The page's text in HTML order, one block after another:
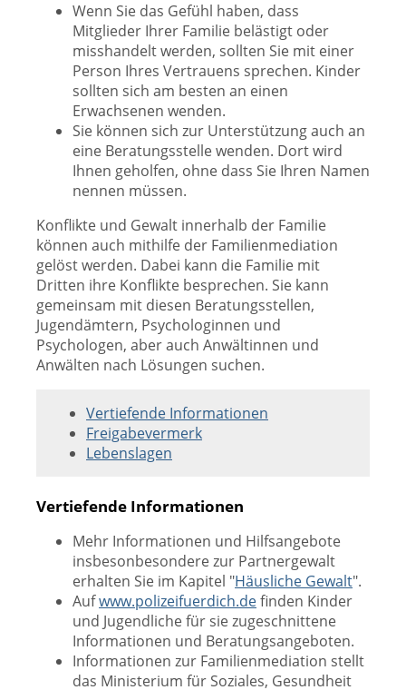
Wenn Sie das Gefühl haben, dass
Mitglieder Ihrer Familie belästigt oder
misshandelt werden, sollten Sie mit einer
Person Ihres Vertrauens sprechen. Kinder
sollten sich am besten an einen
Erwachsenen wenden.
Sie können sich zur Unterstützung auch an
eine Beratungsstelle wenden. Dort wird
Ihnen geholfen, ohne dass Sie Ihren Namen
nennen müssen.
Konflikte und Gewalt innerhalb der Familie
können auch mithilfe der Familienmediation
gelöst werden. Dabei kann die Familie mit
Dritten ihre Konflikte besprechen. Sie kann
gemeinsam mit diesen Beratungsstellen,
Jugendämtern, Psychologinnen und
Psychologen, aber auch Anwältinnen und
Anwälten nach Lösungen suchen.
Vertiefende Informationen
Freigabevermerk
Lebenslagen
Vertiefende Informationen
Mehr Informationen und Hilfsangebote
insbesonbesondere zur Partnergewalt
erhalten Sie im Kapitel "Häusliche Gewalt".
Aufwww.polizeifuerdich.definden Kinder
und Jugendliche für sie zugeschnittene
Informationen und Beratungsangeboten.
Informationen zur Familienmediation stellt
das Ministerium für Soziales, Gesundheit